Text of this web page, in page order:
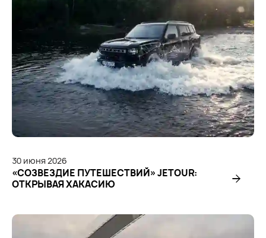
30 июня2026
«СОЗВЕЗДИЕ ПУТЕШЕСТВИЙ» JETOUR:
ОТКРЫВАЯ ХАКАСИЮ